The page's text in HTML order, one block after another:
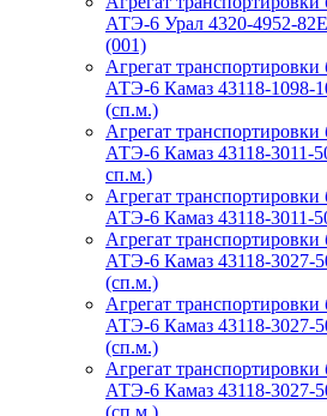
АТЭ-6 Урал 4320-4952-
(001)
Агрегат транспортировки
АТЭ-6 Камаз 43118-
(сп.м.)
Агрегат транспортировки
АТЭ-6 Камаз 43118-
сп.м.)
Агрегат транспортировки
АТЭ-6 Камаз 43118-
Агрегат транспортировки
АТЭ-6 Камаз 43118-
(сп.м.)
Агрегат транспортировки
АТЭ-6 Камаз 43118-
(сп.м.)
Агрегат транспортировки
АТЭ-6 Камаз 43118-
(сп.м.)